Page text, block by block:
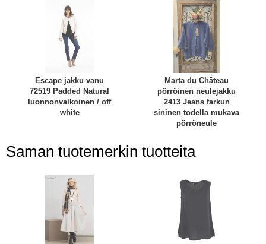
Escape jakku vanu
72519 Padded Natural
luonnonvalkoinen / off
white
Marta du Château
pörröinen neulejakku
2413 Jeans farkun
sininen todella mukava
pörröneule
Saman tuotemerkin tuotteita